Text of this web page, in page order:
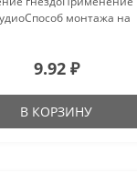
монтажа на
9.92 ₽
В КОРЗИНУ